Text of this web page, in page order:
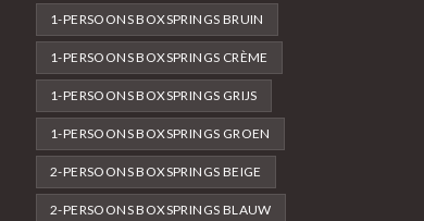
1-PERSOONS BOXSPRINGS BRUIN
1-PERSOONS BOXSPRINGS CRÈME
1-PERSOONS BOXSPRINGS GRIJS
1-PERSOONS BOXSPRINGS GROEN
2-PERSOONS BOXSPRINGS BEIGE
2-PERSOONS BOXSPRINGS BLAUW